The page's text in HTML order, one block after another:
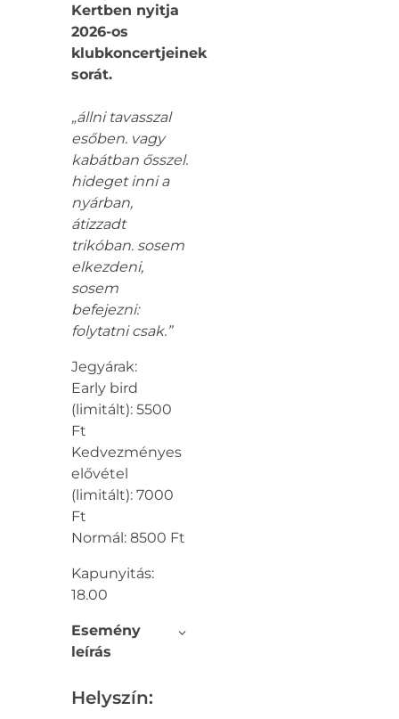
Kertben nyitja
2026-os
klubkoncertjeinek
sorát.
„állni tavasszal
esőben. vagy
kabátban ősszel.
hideget inni a
nyárban,
átizzadt
trikóban. sosem
elkezdeni,
sosem
befejezni:
folytatni csak.”
Jegyárak:
Early bird
(limitált): 5500
Ft
Kedvezményes
elővétel
(limitált): 7000
Ft
Normál: 8500 Ft
Kapunyitás:
18.00
Esemény
leírás
Helyszín: